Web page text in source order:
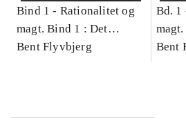
Bind 1 - Rationalitet og
magt. Bind 1 : Det
konkretes videnskab
Bent Flyvbjerg
Bd.
Bent